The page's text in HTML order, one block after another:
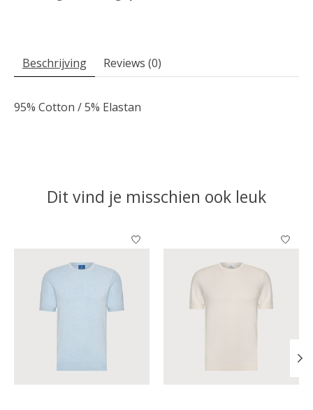
Beschrijving Reviews (0)
95% Cotton / 5% Elastan
Dit vind je misschien ook leuk
Items van productcarrousel